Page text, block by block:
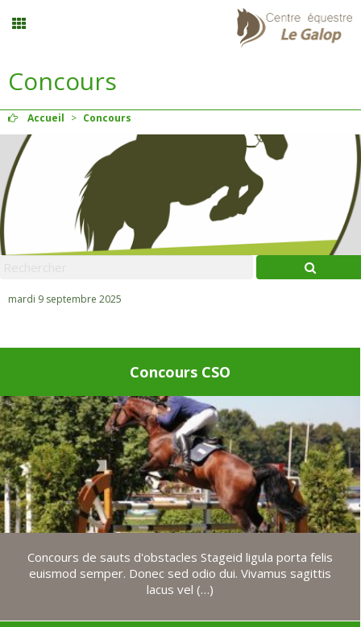
Stages vacances
Mon compte
Panier
Concours
Accueil > Concours
mardi 9 septembre 2025
Concours CSO
Concours de sauts d'obstacles Stageid ligula porta felis
euismod semper. Donec sed odio dui. Vivamus sagittis
lacus vel (…)